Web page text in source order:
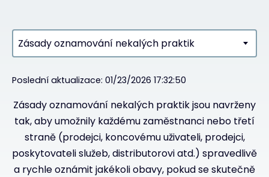
Kontakt
#weareexclusive
Zásady oznamování nekalých praktik
Poslední aktualizace: 01/23/2026 17:32:50
Zásady oznamování nekalých praktik jsou navrženy
tak, aby umožnily každému zaměstnanci nebo třetí
straně (prodejci, koncovému uživateli, prodejci,
poskytovateli služeb, distributorovi atd.) spravedlivě
a rychle oznámit jakékoli obavy, pokud se skutečně